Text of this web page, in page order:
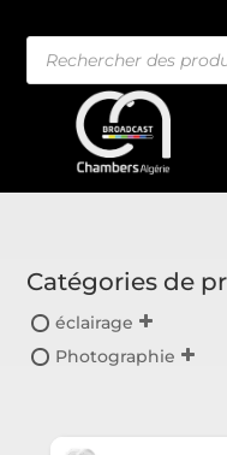
Recherche
de
produits
Catégories de
éclairage
Photographie